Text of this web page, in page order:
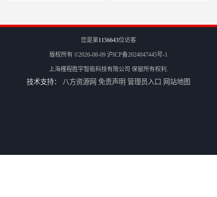
您是第1156643位访客
版权所有 ©2026-08-09 沪ICP备2024047445号-1
上海槿程胜宇智能科技有限公司 保留所有权利.
技术支持： 八方资源网 免责声明 管理员入口 网站地图